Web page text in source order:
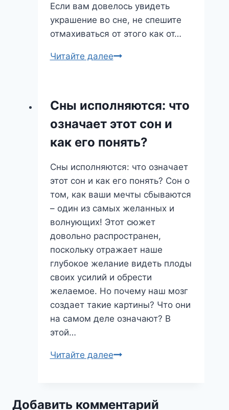
Если вам довелось увидеть
украшение во сне, не спешите
отмахиваться от этого как от…
Читайте далееСонник
блеск
и
красота
ваших
сновидениях?
Сны исполняются: что
означает этот сон и
как его понять?
Сны исполняются: что означает
этот сон и как его понять? Сон о
том, как ваши мечты сбываются
– один из самых желанных и
волнующих! Этот сюжет
довольно распространен,
поскольку отражает наше
глубокое желание видеть плоды
своих усилий и обрести
желаемое. Но почему наш мозг
создает такие картины? Что они
на самом деле означают? В
этой…
Читайте далееСны
Добавить комментарий